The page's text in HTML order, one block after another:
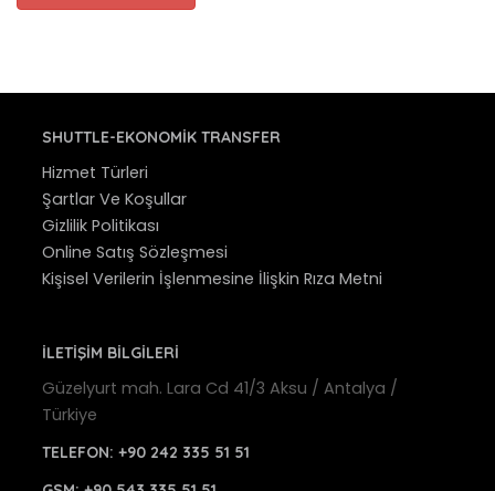
SHUTTLE-EKONOMIK TRANSFER
Hizmet Türleri
Şartlar Ve Koşullar
Gizlilik Politikası
Online Satış Sözleşmesi
Kişisel Verilerin İşlenmesine İlişkin Rıza Metni
İLETİŞİM BİLGİLERİ
Güzelyurt mah. Lara Cd 41/3 Aksu / Antalya /
Türkiye
TELEFON: +90 242 335 51 51